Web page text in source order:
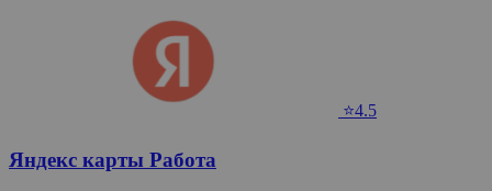
⭐4.5
Яндекс карты Работа